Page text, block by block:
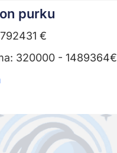
purku
€
320000 - 1489364€